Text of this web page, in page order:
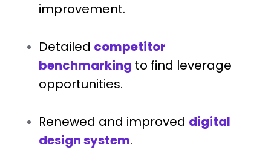
improvement.
Detailed competitor
benchmarking to find leverage
opportunities.
Renewed and improved digital
design system.